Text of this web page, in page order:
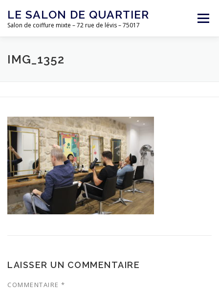
contenu
LE SALON DE QUARTIER
Salon de coiffure mixte – 72 rue de lévis – 75017
Menu
ACCUEIL L’ÉQUIPE
IMG_1352
LAISSER UN COMMENTAIRE
COMMENTAIRE *